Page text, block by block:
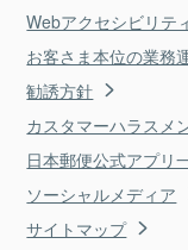
Webアクセシビリテ
お客さま本位の業務
勧誘方針
カスタマーハラスメ
日本郵便公式アプリ
ソーシャルメディア
サイトマップ